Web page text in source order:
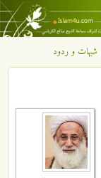
شبهات و ردود